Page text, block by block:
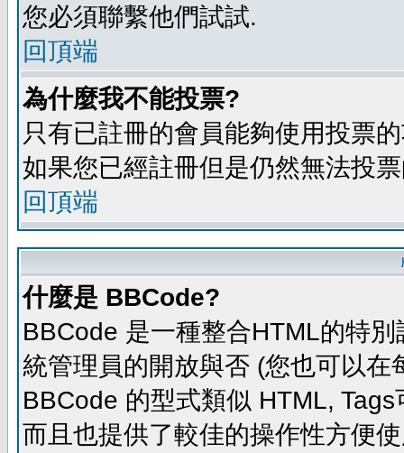
您必須聯繫他們試試.
回頂端
為什麼我不能投票?
只有已註冊的會員能夠使用投票
如果您已經註冊但是仍然無法投
回頂端
什麼是 BBCode?
BBCode 是一種整合HTML的特
統管理員的開放與否 (您也可以
BBCode 的型式類似 HTML,
而且也提供了較佳的操作性方便